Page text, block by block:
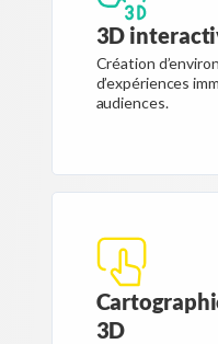
3D
Création
d’expériences
audiences.
3D